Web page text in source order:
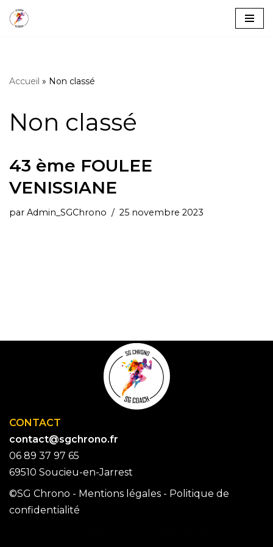
Accueil » Non classé
Non classé
43 ème FOULEE
VENISSIANE
par Admin_SGChrono 25 novembre 2023
CONTACT
contact@sgchrono.fr
06 89 37 97 65
69510 Soucieu-en-Jarrest
©SG Chrono - Mentions légales - Politique de
confidentialité